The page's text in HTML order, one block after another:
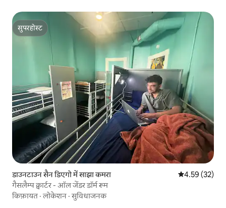
सुपरहोस्ट
सुपरहोस्ट
डाउनटाउन सैन डिएगो में साझा कमरा औसत रेटिंग 5 में
4.59 (32)
गैसलैम्प क्वार्टर - ऑल जेंडर डॉर्म रूम
किफ़ायत ·लोकेशन ·सुविधाजनक